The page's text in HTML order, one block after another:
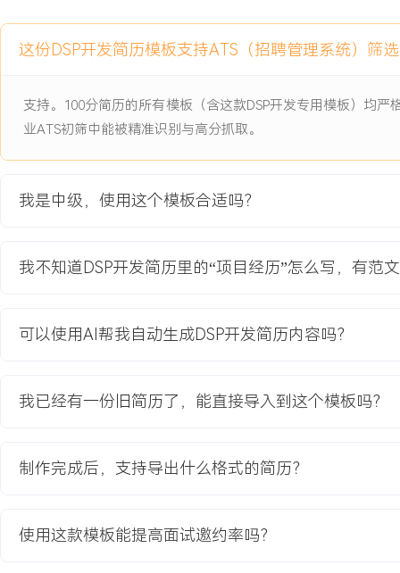
端运行耗时XXX毫秒，无法满足车载系统XXX毫秒的实时性要求，
留的XXX KB限制，成为项目交付的主要风险点。
1.负责音频前处理算法链的DSP移植与集成，包括波束形成、自适应
块，将浮点算法转换为定点实现。
片SIMD指令进行并行计算。
3.协调硬件团队解决芯片数据吞吐瓶颈，优化DMA传输配置，减少
可追溯。
性要求。
3.项目按时交付，车载语音识别在高速路噪（XXX分贝）下的唤醒率
这份DSP开发简历模板支持ATS（招聘管理系统）筛
支持。100分简历的所有模板（含这款DSP开发专用模板）均
业ATS初筛中能被精准识别与高分抓取。
我是中级，使用这个模板合适吗？
我不知道DSP开发简历里的“项目经历”怎么写，有范
可以使用AI帮我自动生成DSP开发简历内容吗？
我已经有一份旧简历了，能直接导入到这个模板吗？
制作完成后，支持导出什么格式的简历？
使用这款模板能提高面试邀约率吗？